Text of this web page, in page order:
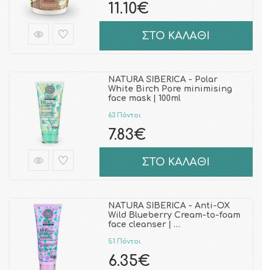
11.10€
ΣΤΟ ΚΑΛΑΘΙ
NATURA SIBERICA - Polar
White Birch Pore minimising
face mask | 100ml
63 Πόντοι
7.83€
ΣΤΟ ΚΑΛΑΘΙ
NATURA SIBERICA - Anti-OX
Wild Blueberry Cream-to-foam
face cleanser | …
51 Πόντοι
6.35€